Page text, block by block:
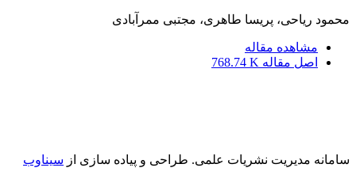
محمود ریاحی، پریسا طاهری، مجتبی ممرآبادی
مشاهده مقاله
اصل مقاله 768.74 K
سامانه مدیریت نشریات علمی. طراحی و پیاده سازی از سیناوب